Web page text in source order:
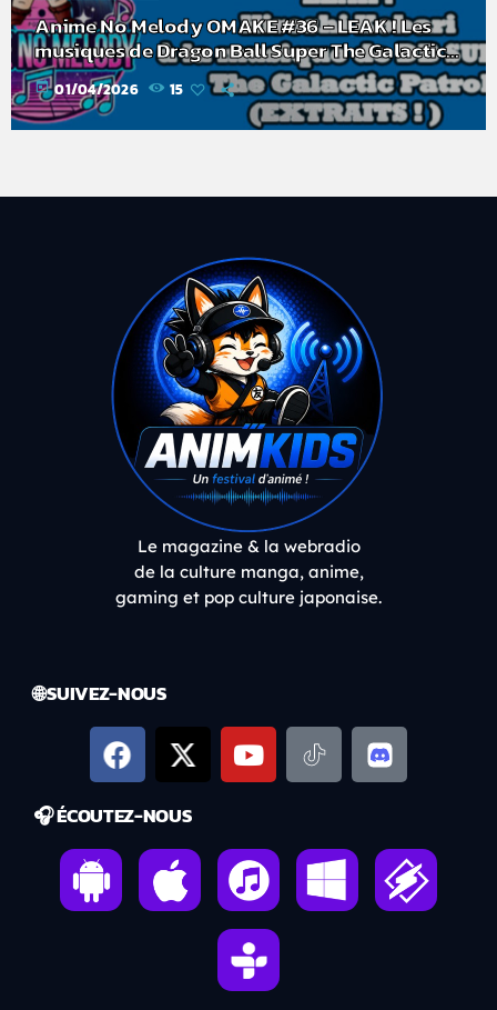
Anime No Melody OMAKE #36 – LEAK ! Les
musiques de Dragon Ball Super The Galactic
Patrol Fish
today 01/04/2026 15
Le magazine & la webradio
de la culture manga, anime,
gaming et pop culture japonaise.
🌐 SUIVEZ-NOUS
🎧 ÉCOUTEZ-NOUS